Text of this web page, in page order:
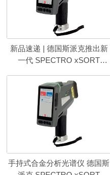
新品速递 | 德国斯派克推出新
一代 SPECTRO xSORT
手持式合金分析光谱仪 德国斯